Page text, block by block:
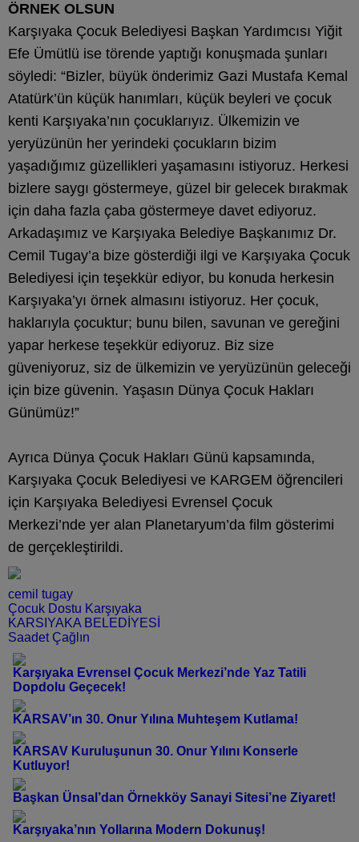
ÖRNEK OLSUN
Karşıyaka Çocuk Belediyesi Başkan Yardımcısı Yiğit
Efe Ümütlü ise törende yaptığı konuşmada şunları
söyledi: “Bizler, büyük önderimiz Gazi Mustafa Kemal
Atatürk’ün küçük hanımları, küçük beyleri ve çocuk
kenti Karşıyaka’nın çocuklarıyız. Ülkemizin ve
yeryüzünün her yerindeki çocukların bizim
yaşadığımız güzellikleri yaşamasını istiyoruz. Herkesi
bizlere saygı göstermeye, güzel bir gelecek bırakmak
için daha fazla çaba göstermeye davet ediyoruz.
Arkadaşımız ve Karşıyaka Belediye Başkanımız Dr.
Cemil Tugay’a bize gösterdiği ilgi ve Karşıyaka Çocuk
Belediyesi için teşekkür ediyor, bu konuda herkesin
Karşıyaka’yı örnek almasını istiyoruz. Her çocuk,
haklarıyla çocuktur; bunu bilen, savunan ve gereğini
yapar herkese teşekkür ediyoruz. Biz size
güveniyoruz, siz de ülkemizin ve yeryüzünün geleceği
için bize güvenin. Yaşasın Dünya Çocuk Hakları
Günümüz!”
Ayrıca Dünya Çocuk Hakları Günü kapsamında,
Karşıyaka Çocuk Belediyesi ve KARGEM öğrencileri
için Karşıyaka Belediyesi Evrensel Çocuk
Merkezi’nde yer alan Planetaryum’da film gösterimi
de gerçekleştirildi.
cemil tugay
Çocuk Dostu Karşıyaka
KARSIYAKA BELEDİYESİ
Saadet Çağlın
Karşıyaka Evrensel Çocuk Merkezi’nde Yaz Tatili
Dopdolu Geçecek!
KARSAV’ın 30. Onur Yılına Muhteşem Kutlama!
KARSAV Kuruluşunun 30. Onur Yılını Konserle
Kutluyor!
Başkan Ünsal’dan Örnekköy Sanayi Sitesi’ne Ziyaret!
Karşıyaka’nın Yollarına Modern Dokunuş!